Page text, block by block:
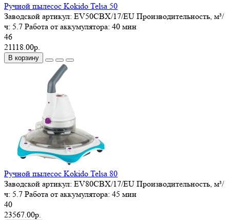
Ручной пылесос Kokido Telsa 50
Заводской артикул: EV50CBX/17/EU Производительность, м³/
ч: 5.7 Работа от аккумулятора: 40 мин
46
21118.00р.
В корзину
Ручной пылесос Kokido Telsa 80
Заводской артикул: EV80CBX/17/EU Производительность, м³/
ч: 5.7 Работа от аккумулятора: 45 мин
40
23567.00р.